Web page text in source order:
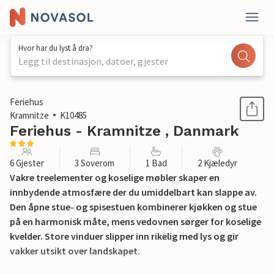
Hvor har du lyst å dra?
Legg til destinasjon, datoer, gjester
1 / 18
Feriehus
Kramnitze
K10485
Feriehus - Kramnitze , Danmark
6 Gjester 3 Soverom 1 Bad 2 Kjæledyr
Vakre treelementer og koselige møbler skaper en
innbydende atmosfære der du umiddelbart kan slappe av.
Den åpne stue- og spisestuen kombinerer kjøkken og stue
på en harmonisk måte, mens vedovnen sørger for koselige
kvelder. Store vinduer slipper inn rikelig med lys og gir
vakker utsikt over landskapet.